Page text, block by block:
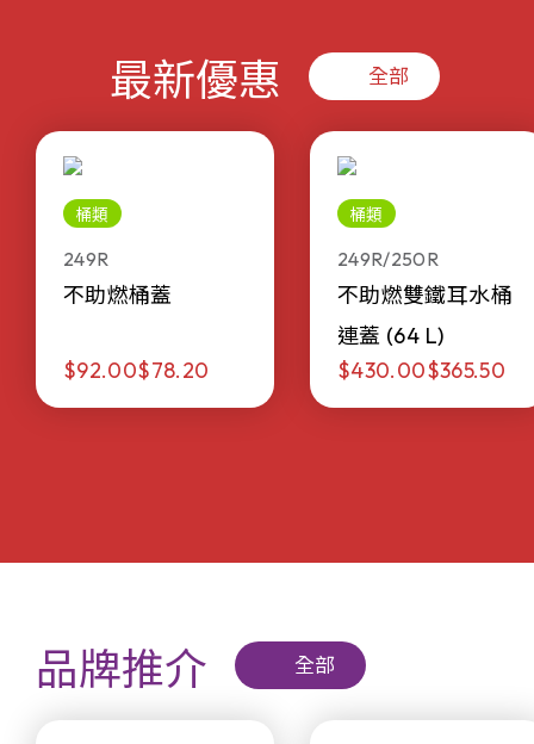
最新優惠 全部
桶類
249R
不助燃桶蓋
$92.00$78.20
桶類
249R/250R
不助燃雙鐵耳水桶
連蓋 (64 L)
$430.00$365.50
品牌推介 全部